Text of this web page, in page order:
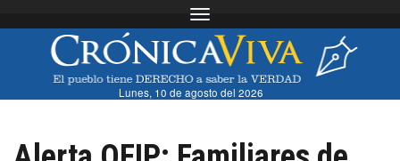
Toggle navigation
Lunes, 10 de agosto del 2026